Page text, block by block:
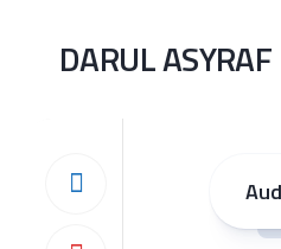
DARUL ASYRAF